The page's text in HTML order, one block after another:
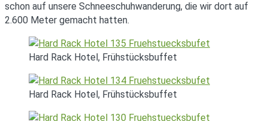
schon auf unsere Schneeschuhwanderung, die wir dort auf
2.600 Meter gemacht hatten.
Hard Rack Hotel, Frühstücksbuffet
Hard Rack Hotel, Frühstücksbuffet